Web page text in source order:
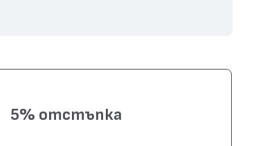
5% отстъпка